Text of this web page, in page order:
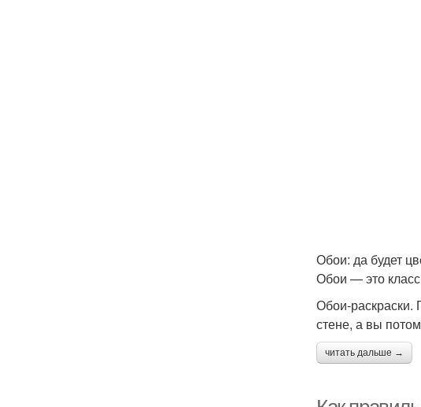
Обои: да будет
Обои — это
Обои-раскраски.
стене, а вы
читать дальше →